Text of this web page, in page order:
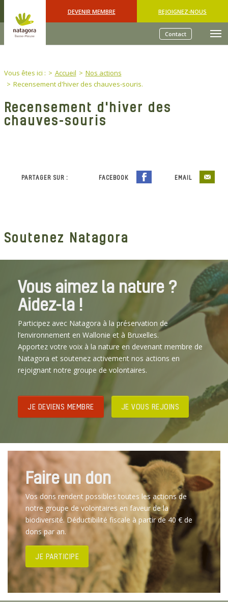
DEVENIR MEMBRE REJOIGNEZ-NOUS
Contact
You are here:
Vous êtes ici : Accueil
Nos actions
Recensement d'hiver des chauves-souris.
Recensement d'hiver des
chauves-souris
PARTAGER SUR : FACEBOOK EMAIL
Soutenez Natagora
Vous aimez la nature ?
Aidez-la !
Participez avec Natagora à la préservation de
l’environnement en Wallonie et à Bruxelles.
Apportez votre voix à la nature en devenant membre de
Natagora et soutenez activement nos actions en
rejoignant notre groupe de volontaires.
JE DEVIENS MEMBRE JE VOUS REJOINS
Faire un don
Vos dons rendent possibles toutes les actions de
notre groupe de volontaires en faveur de la
biodiversité. Déductibilité fiscale à partir de 40 € de
dons par an.
JE PARTICIPE